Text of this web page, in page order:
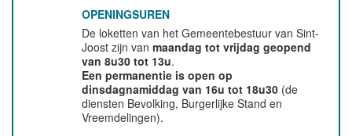
OPENINGSUREN
De loketten van het Gemeentebestuur van Sint-
Joost zijn vanmaandag tot vrijdag geopend
van 8u30 tot 13u.
Een permanentie is open op
dinsdagnamiddag van 16u tot 18u30 (de
diensten Bevolking, Burgerlijke Stand en
Vreemdelingen).